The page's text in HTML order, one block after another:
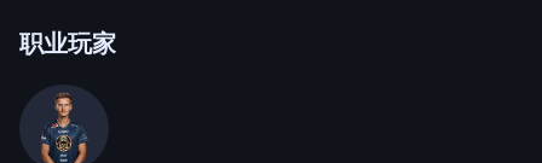
职业玩家